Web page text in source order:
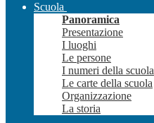
Scuola
Panoramica
Presentazione
I luoghi
Le persone
I numeri della scuola
Le carte della scuola
Organizzazione
La storia